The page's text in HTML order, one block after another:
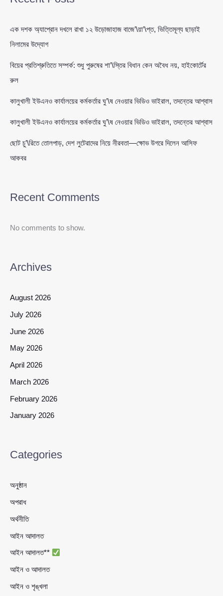
এক দশক অ্যাপ্রোন দখলে রাখা ১২ উড়োজাহাজ বাজে’\য়া’\প্ত, ভিত্তিমূল্য ছাড়াই
নিলামের উদ্যোগ
বিয়ের প্রতিশ্রুতিতে সম্পর্ক: শুধু পুরুষের শা’\স্তির বিধান কেন অবৈধ নয়, হাইকোর্টের
রুল
কালুখালী ইউএনও কার্যালয়ের কর্মকর্তার ঘু’\ষ নেওয়ার ভিডিও ভাইরাল, তদন্তের আশ্বাস
কালুখালী ইউএনও কার্যালয়ের কর্মকর্তার ঘু’\ষ নেওয়ার ভিডিও ভাইরাল, তদন্তের আশ্বাস
ছোট চু’\রিতে তোলপাড়, দেশ লুটেরাদের নিয়ে নীরবতা—ক্ষোভ উগরে দিলেন আসিফ
আকবর
Recent Comments
No comments to show.
Archives
August 2026
July 2026
June 2026
May 2026
April 2026
March 2026
February 2026
January 2026
Categories
অনুষ্ঠান
অপরাধ
অর্থনীতি
আইন আদালত
আইন আদালত**
আইন ও আদালত
আইন ও শৃঙ্খলা